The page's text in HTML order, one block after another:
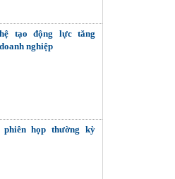
tạo động lực tăng
nghiệp
họp thường kỳ